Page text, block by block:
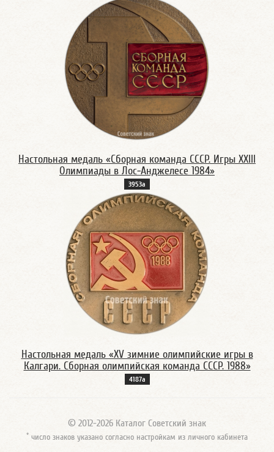
Настольная медаль «Сборная команда СССР. Игры XXIII
Олимпиады в Лос-Анджелесе 1984»
3953а
Настольная медаль «XV зимние олимпийские игры в
Калгари. Сборная олимпийская команда СССР. 1988»
4187а
© 2012-2026 Каталог Советский знак
* число знаков указано согласно настройкам из личного кабинета